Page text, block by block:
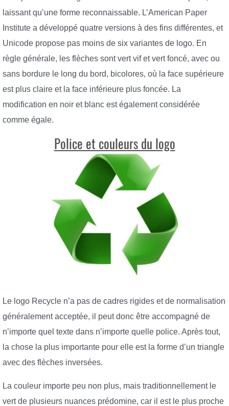
laissant qu’une forme reconnaissable. L’American Paper
Institute a développé quatre versions à des fins différentes, et
Unicode propose pas moins de six variantes de logo. En
règle générale, les flèches sont vert vif et vert foncé, avec ou
sans bordure le long du bord, bicolores, où la face supérieure
est plus claire et la face inférieure plus foncée. La
modification en noir et blanc est également considérée
comme égale.
Police et couleurs du logo
Le logo Recycle n’a pas de cadres rigides et de normalisation
généralement acceptée, il peut donc être accompagné de
n’importe quel texte dans n’importe quelle police. Après tout,
la chose la plus importante pour elle est la forme d’un triangle
avec des flèches inversées.
La couleur importe peu non plus, mais traditionnellement le
vert de plusieurs nuances prédomine, car il est le plus proche